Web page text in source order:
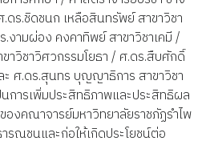
ร.ชิดชนก เหลือสินทรัพย์ สาขาวิชา
งามผ่อง คงคาทิพย์ สาขาวิชาเคมี /
าวิชาวิศวกรรมโยธา / ศ.ดร.สืบศักดิ์
ศ.ดร.สุนทร บุญญาธิการ สาขาวิชา
การเพิ่มประสิทธิภาพและประสิทธิผล
องคณาจารย์มหาวิทยาลัยราชภัฏรำไพ
ณชนและก่อให้เกิดประโยชน์ต่อ